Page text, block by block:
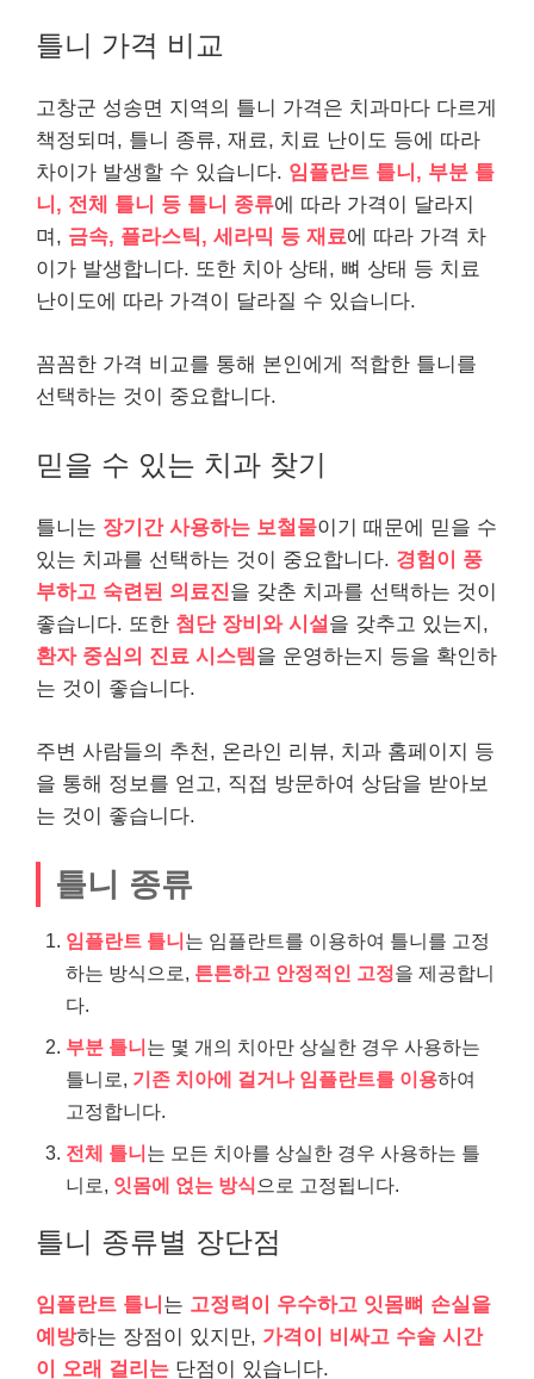
틀니 가격 비교
고창군 성송면 지역의 틀니 가격은 치과마다 다르게
책정되며, 틀니 종류, 재료, 치료 난이도 등에 따라
차이가 발생할 수 있습니다. 임플란트 틀니, 부분 틀
니, 전체 틀니 등 틀니 종류에 따라 가격이 달라지
며, 금속, 플라스틱, 세라믹 등 재료에 따라 가격 차
이가 발생합니다. 또한 치아 상태, 뼈 상태 등 치료
난이도에 따라 가격이 달라질 수 있습니다.
꼼꼼한 가격 비교를 통해 본인에게 적합한 틀니를
선택하는 것이 중요합니다.
믿을 수 있는 치과 찾기
틀니는 장기간 사용하는 보철물이기 때문에 믿을 수
있는 치과를 선택하는 것이 중요합니다. 경험이 풍
부하고 숙련된 의료진을 갖춘 치과를 선택하는 것이
좋습니다. 또한 첨단 장비와 시설을 갖추고 있는지,
환자 중심의 진료 시스템 을 운영하는지 등을 확인하
는 것이 좋습니다.
주변 사람들의 추천, 온라인 리뷰, 치과 홈페이지 등
을 통해 정보를 얻고, 직접 방문하여 상담을 받아보
는 것이 좋습니다.
틀니 종류
임플란트 틀니는 임플란트를 이용하여 틀니를 고정
하는 방식으로, 튼튼하고 안정적인 고정을 제공합니
다.
부분 틀니는 몇 개의 치아만 상실한 경우 사용하는
틀니로, 기존 치아에 걸거나 임플란트를 이용하여
고정합니다.
전체 틀니는 모든 치아를 상실한 경우 사용하는 틀
니로, 잇몸에 얹는 방식 으로 고정됩니다.
틀니 종류별 장단점
임플란트 틀니 는 고정력이 우수하고 잇몸뼈 손실을
예방하는 장점이 있지만, 가격이 비싸고 수술 시간
이 오래 걸리는 단점이 있습니다.